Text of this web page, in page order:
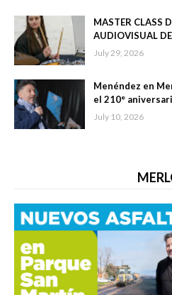
MASTER CLASS
AUDIOVISUAL
July 29, 2026
Menéndez en
el 210°
July 10, 2026